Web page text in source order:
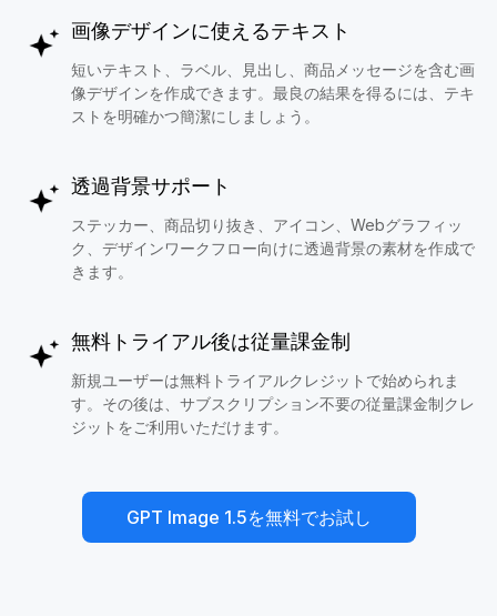
画像デザインに使えるテキスト
短いテキスト、ラベル、見出し、商品メッセージを含む画
像デザインを作成できます。最良の結果を得るには、テキ
ストを明確かつ簡潔にしましょう。
透過背景サポート
ステッカー、商品切り抜き、アイコン、Webグラフィッ
ク、デザインワークフロー向けに透過背景の素材を作成で
きます。
無料トライアル後は従量課金制
新規ユーザーは無料トライアルクレジットで始められま
す。その後は、サブスクリプション不要の従量課金制クレ
ジットをご利用いただけます。
GPT Image 1.5を無料でお試し